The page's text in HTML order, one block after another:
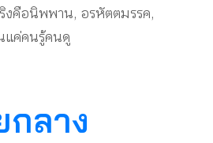
งคือนิพพาน, อรหัตตมรรค,
แค่คนรู้คนดู
กลาง